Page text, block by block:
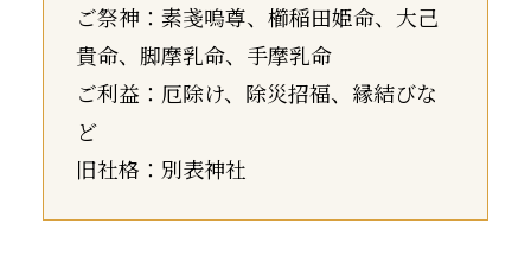
ご祭神：素戔嗚尊、櫛稲田姫命、大己
貴命、脚摩乳命、手摩乳命
ご利益：厄除け、除災招福、縁結びな
ど
旧社格：別表神社